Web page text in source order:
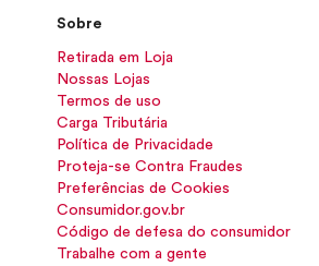
Sobre
Retirada em Loja
Nossas Lojas
Termos de uso
Carga Tributária
Política de Privacidade
Proteja-se Contra Fraudes
Preferências de Cookies
Consumidor.gov.br
Código de defesa do consumidor
Trabalhe com a gente